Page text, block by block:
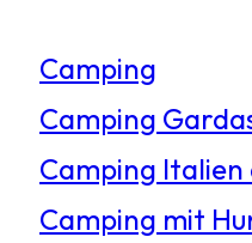
e
n
Camping
Camping
Camping
Camping mit